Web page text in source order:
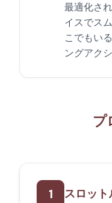
最適化さ
イスでス
こでもい
ングアク
プ
1 スロッ